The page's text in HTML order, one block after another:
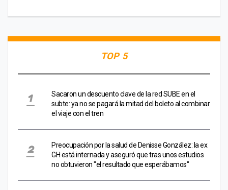
TOP 5
Sacaron un descuento clave de la red SUBE en el
subte: ya no se pagará la mitad del boleto al combinar
el viaje con el tren
Preocupación por la salud de Denisse González: la ex
GH está internada y aseguró que tras unos estudios
no obtuvieron "el resultado que esperábamos"